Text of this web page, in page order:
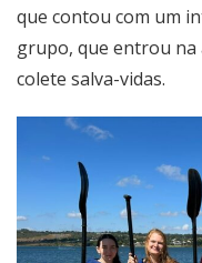
que contou com um
grupo, que entrou
colete salva-vidas.